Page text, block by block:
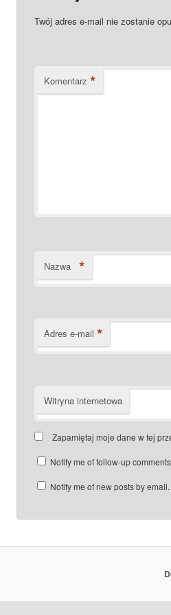
Twój adres e-mail nie zostanie
Komentarz *
Nazwa *
Adres e-mail *
Witryna internetowa
Zapamiętaj moje dane w tej
Notify me of follow-up
Notify me of new posts by email.